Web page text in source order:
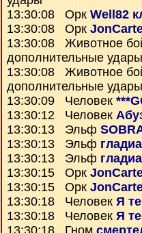
13:30:08 Орк Well82
13:30:08 Орк
13:30:08 Животное
дополнительные удары
13:30:08 Животное
дополнительные удары
13:30:09 Человек
13:30:12 Человек
13:30:13 Эльф
13:30:13 Эльф
13:30:13 Эльф
13:30:15 Орк
13:30:15 Орк
13:30:18 Человек Я
13:30:18 Человек Я
13:30:18 Гном